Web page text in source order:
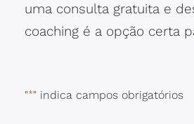
uma consulta gratuita e
coaching é a opção certa
"*" indica campos obrigatórios